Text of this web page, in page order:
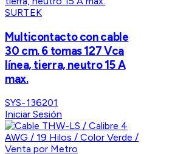
SURTEK
Multicontacto con cable
30 cm. 6 tomas 127 Vca
línea, tierra, neutro 15 A
max.
SYS-136201
Iniciar Sesión